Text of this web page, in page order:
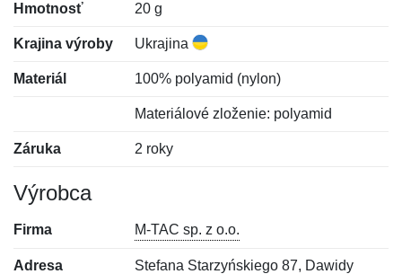
Hmotnosť 20 g
Krajina výroby Ukrajina
Materiál 100% polyamid (nylon)
Materiálové zloženie: polyamid
Záruka 2 roky
Výrobca
Firma M-TAC sp. z o.o.
Adresa
Stefana Starzyńskiego 87, Dawidy